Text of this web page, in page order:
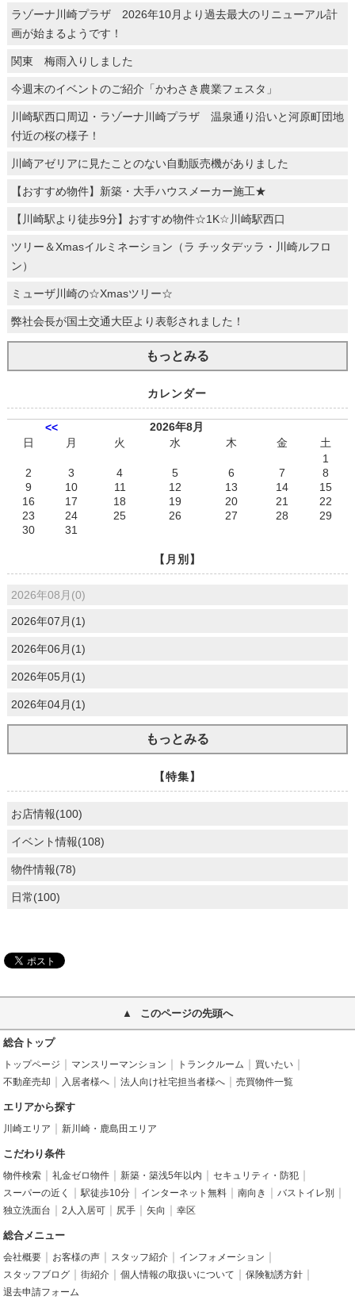
ラゾーナ川崎プラザ 2026年10月より過去最大のリニューアル計
画が始まるようです！
関東 梅雨入りしました
今週末のイベントのご紹介「かわさき農業フェスタ」
川崎駅西口周辺・ラゾーナ川崎プラザ 温泉通り沿いと河原町団地
付近の桜の様子！
川崎アゼリアに見たことのない自動販売機がありました
【おすすめ物件】新築・大手ハウスメーカー施工★
【川崎駅より徒歩9分】おすすめ物件☆1K☆川崎駅西口
ツリー＆Xmasイルミネーション（ラ チッタデッラ・川崎ルフロ
ン）
ミューザ川崎の☆Xmasツリー☆
弊社会長が国土交通大臣より表彰されました！
もっとみる
カレンダー
<<
2026年8月
日
月 火 水 木 金
土
1
2
3 4 5 6 7
8
9
10 11 12 13 14
15
16
17 18 19 20 21
22
23
24 25 26 27 28
29
30
31
【月別】
2026年08月(0)
2026年07月(1)
2026年06月(1)
2026年05月(1)
2026年04月(1)
もっとみる
【特集】
お店情報(100)
イベント情報(108)
物件情報(78)
日常(100)
このページの先頭へ
総合トップ
トップページ マンスリーマンション トランクルーム
買いたい
不動産売却
入居者様へ 法人向け社宅担当者様へ 売買物件一覧
エリアから探す
川崎エリア 新川崎・鹿島田エリア
こだわり条件
物件検索 礼金ゼロ物件 新築・築浅5年以内
セキュリティ・防犯
スーパーの近く
駅徒歩10分 インターネット無料 南向き
バストイレ別
独立洗面台
2人入居可 尻手 矢向 幸区
総合メニュー
会社概要 お客様の声 スタッフ紹介
インフォメーション
スタッフブログ
街紹介 個人情報の取扱いについて
保険勧誘方針
退去申請フォーム